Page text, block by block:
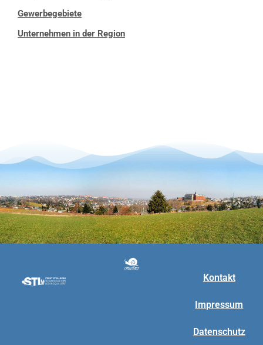
Gewerbegebiete
Unternehmen in der Region
Kontakt
Impressum
Datenschutz